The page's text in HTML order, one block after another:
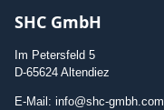
SHC GmbH
Im Petersfeld 5
D-65624 Altendiez
E-Mail: info@shc-gmbh.com